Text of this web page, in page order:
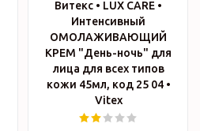
Витекс • LUX CARE •
Интенсивный
ОМОЛАЖИВАЮЩИЙ
КРЕМ "День-ночь" для
лица для всех типов
кожи 45мл, код 25 04 •
Vitex